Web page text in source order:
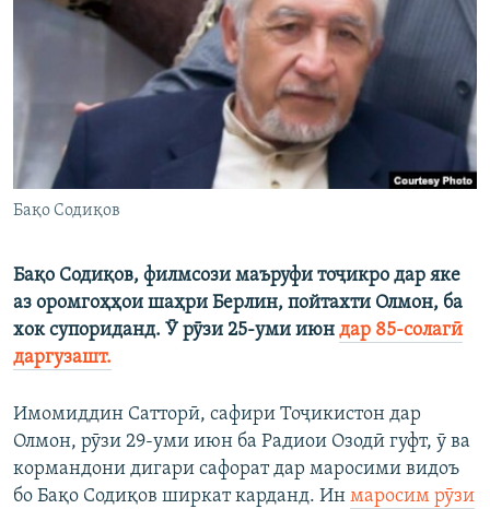
ГУЗОРИШҲОИ РАДИОӢ
ПАЙГИРӢ КУНЕД
Бақо Содиқов
Бақо Содиқов, филмсози маъруфи тоҷикро дар яке
аз оромгоҳҳои шаҳри Берлин, пойтахти Олмон, ба
хок супориданд. Ӯ рӯзи 25-уми июн дар 85-солагӣ
даргузашт.
Имомиддин Сатторӣ, сафири Тоҷикистон дар
Олмон, рӯзи 29-уми июн ба Радиои Озодӣ гуфт, ӯ ва
кормандони дигари сафорат дар маросими видоъ
бо Бақо Содиқов ширкат карданд. Ин маросим рӯзи